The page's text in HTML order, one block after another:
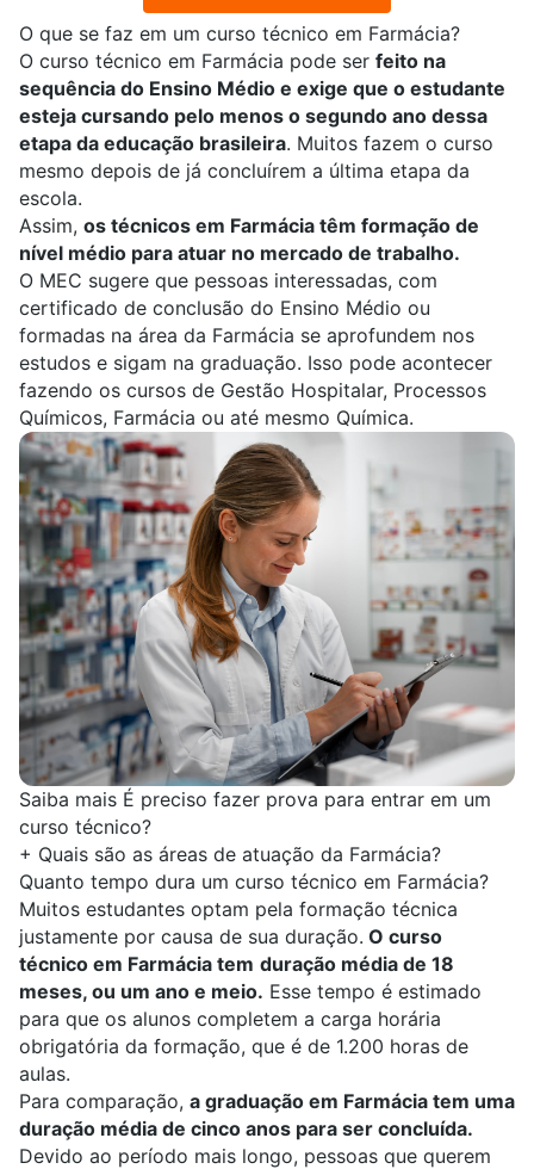
O que se faz em um curso técnico em Farmácia?
O curso técnico em Farmácia pode ser feito na
sequência do Ensino Médio e exige que o estudante
esteja cursando pelo menos o segundo ano dessa
etapa da educação brasileira. Muitos fazem o curso
mesmo depois de já concluírem a última etapa da
escola.
Assim, os técnicos em Farmácia têm formação de
nível médio para atuar no mercado de trabalho.
O MEC sugere que pessoas interessadas, com
certificado de conclusão do Ensino Médio ou
formadas na área da Farmácia se aprofundem nos
estudos e sigam na graduação. Isso pode acontecer
fazendo os cursos de Gestão Hospitalar, Processos
Químicos, Farmácia ou até mesmo Química.
Saiba mais É preciso fazer prova para entrar em um
curso técnico?
+ Quais são as áreas de atuação da Farmácia?
Quanto tempo dura um curso técnico em Farmácia?
Muitos estudantes optam pela formação técnica
justamente por causa de sua duração. O curso
técnico em Farmácia tem duração média de 18
meses, ou um ano e meio. Esse tempo é estimado
para que os alunos completem a carga horária
obrigatória da formação, que é de 1.200 horas de
aulas.
Para comparação, a graduação em Farmácia tem uma
duração média de cinco anos para ser concluída.
Devido ao período mais longo, pessoas que querem